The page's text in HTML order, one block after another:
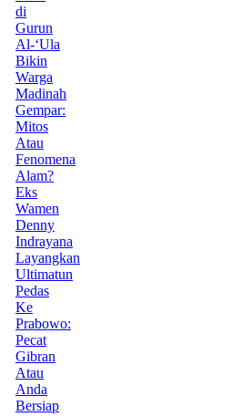
di
Gurun
Al-‘Ula
Bikin
Warga
Madinah
Gempar:
Mitos
Atau
Fenomena
Alam?
Eks
Wamen
Denny
Indrayana
Layangkan
Ultimatun
Pedas
Ke
Prabowo:
Pecat
Gibran
Atau
Anda
Bersiap